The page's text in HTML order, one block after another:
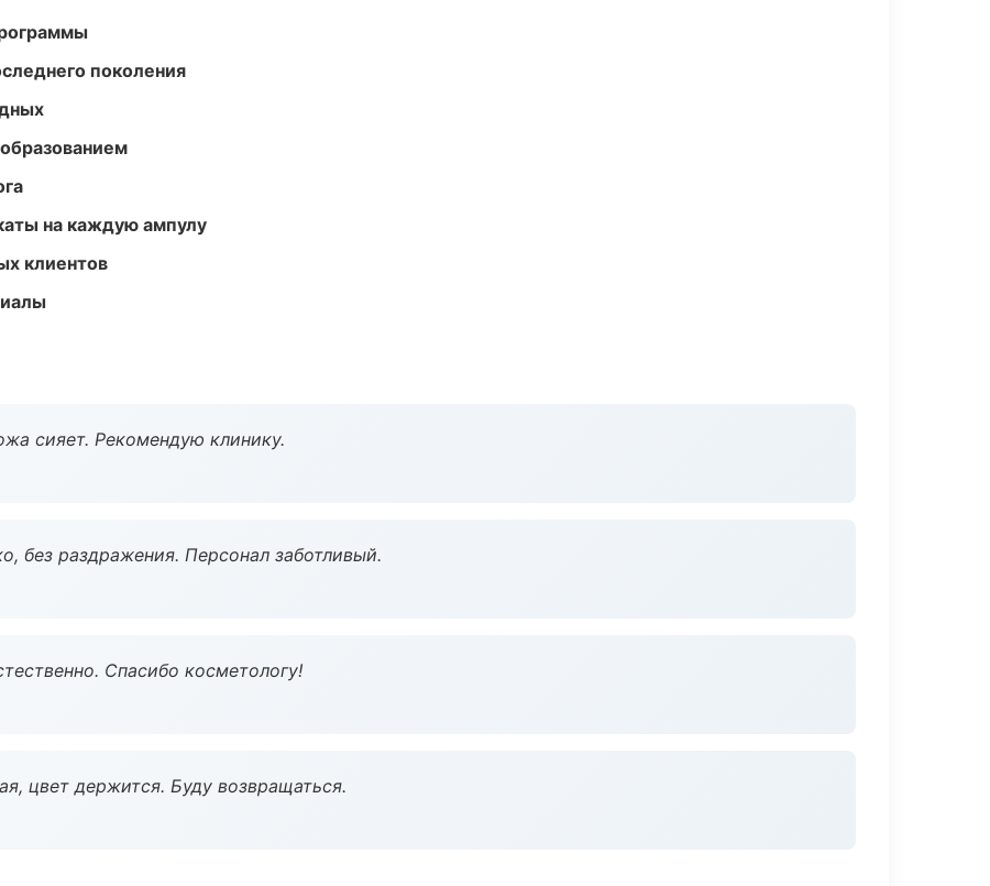
поколения
на каждую ампулу
клиентов
сияет. Рекомендую клинику.
без раздражения. Персонал заботливый.
Спасибо косметологу!
цвет держится. Буду возвращаться.